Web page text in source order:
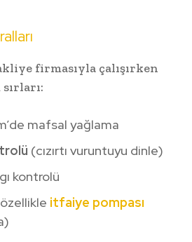
firmasıyla çalışırken
mafsal yağlama
(cızırtı vuruntuyu dinle)
kontrolü
itfaiye pompası